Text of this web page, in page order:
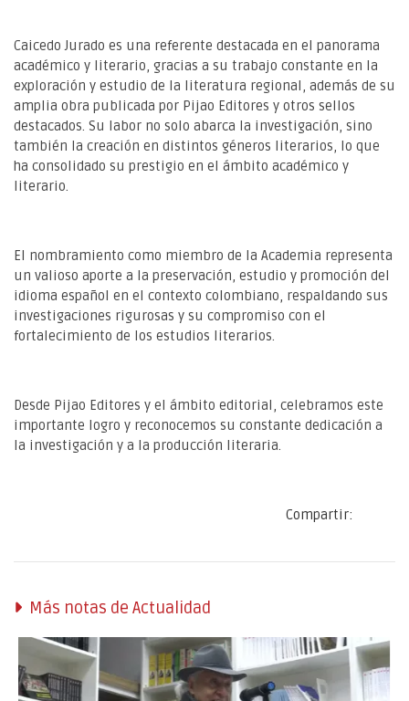
Caicedo Jurado es una referente destacada en el panorama
académico y literario, gracias a su trabajo constante en la
exploración y estudio de la literatura regional, además de su
amplia obra publicada por Pijao Editores y otros sellos
destacados. Su labor no solo abarca la investigación, sino
también la creación en distintos géneros literarios, lo que
ha consolidado su prestigio en el ámbito académico y
literario.
El nombramiento como miembro de la Academia representa
un valioso aporte a la preservación, estudio y promoción del
idioma español en el contexto colombiano, respaldando sus
investigaciones rigurosas y su compromiso con el
fortalecimiento de los estudios literarios.
Desde Pijao Editores y el ámbito editorial, celebramos este
importante logro y reconocemos su constante dedicación a
la investigación y a la producción literaria.
Compartir:
Más notas de Actualidad